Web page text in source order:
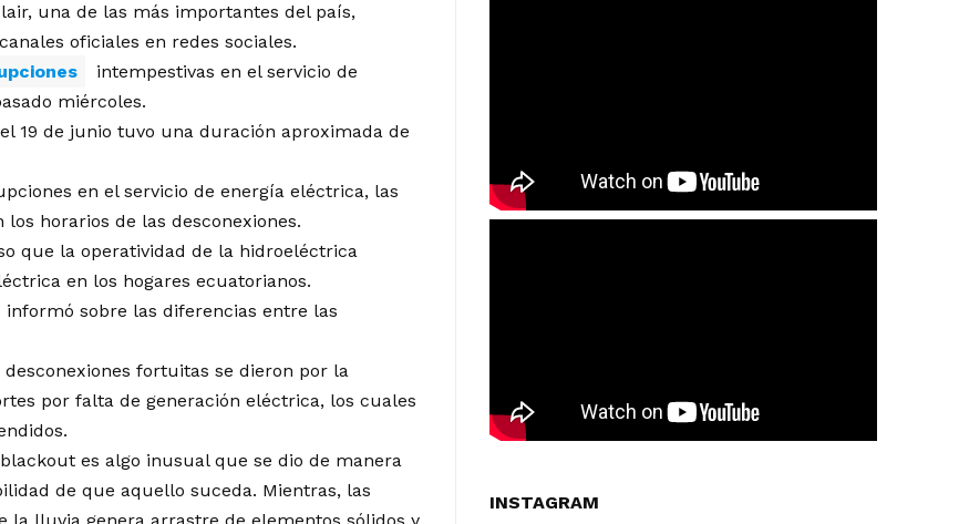
una de las más importantes del país,
oficiales en redes sociales.
intempestivas en el servicio de
miércoles.
19 de junio tuvo una duración aproximada de
en el servicio de energía eléctrica, las
horarios de las desconexiones.
que la operatividad de la hidroeléctrica
en los hogares ecuatorianos.
sobre las diferencias entre las
fortuitas se dieron por la
por falta de generación eléctrica, los cuales
es algo inusual que se dio de manera
de que aquello suceda. Mientras, las
INSTAGRAM